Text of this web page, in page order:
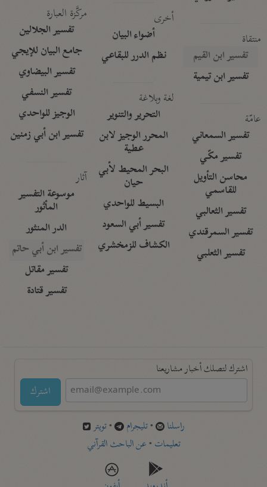
منتقاة
تفسير ابن القيم
تفسير ابن تيمية
عامّة
تفسير السمعاني
تفسير مكّي
محاسن التأويل
للقاسمي
تفسير الثعالبي
تفسير السمرقندي
تفسير الثعلبي
أخرى
أضواء البيان
نظم الدرر للبقاعي
لغة وبلاغة
التحرير والتنوير
المحرر الوجيز لابن
عطية
البحر المحيط لأبي
حيان
البسيط للواحدي
تفسير أبي السعود
الكشاف للزمخشري
مركَّزة العبارة
تفسير الجلالين
جامع البيان للإيجي
تفسير البيضاوي
تفسير النسفي
الوجيز للواحدي
تفسير ابن أبي زمنين
آثار
موسوعة التفسير
المأثور
الدر المنثور
تفسير ابن أبي حاتم
تفسير مقاتل
تفسير قتادة
اشترك لتصلك أخبار مشاريعنا
اشترك
راسلنا •تليجرام •تويتر
تعليمات •عن الباحث القرآني